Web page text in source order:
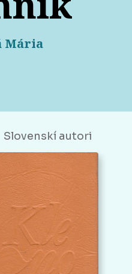
Mária
Slovenskí autori